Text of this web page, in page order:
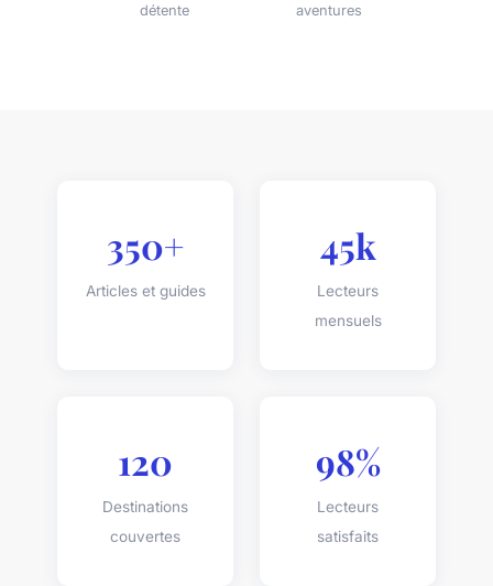
détente
aventures
350+
Articles et guides
45k
Lecteurs
mensuels
120
Destinations
couvertes
98%
Lecteurs
satisfaits